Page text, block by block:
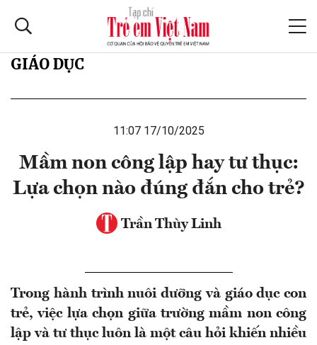
GIÁO DỤC
11:07 17/10/2025
Mầm non công lập hay tư thục:
Lựa chọn nào đúng đắn cho trẻ?
Trần Thùy Linh
Trong hành trình nuôi dưỡng và giáo dục con
trẻ, việc lựa chọn giữa trường mầm non công
lập và tư thục luôn là một câu hỏi khiến nhiều